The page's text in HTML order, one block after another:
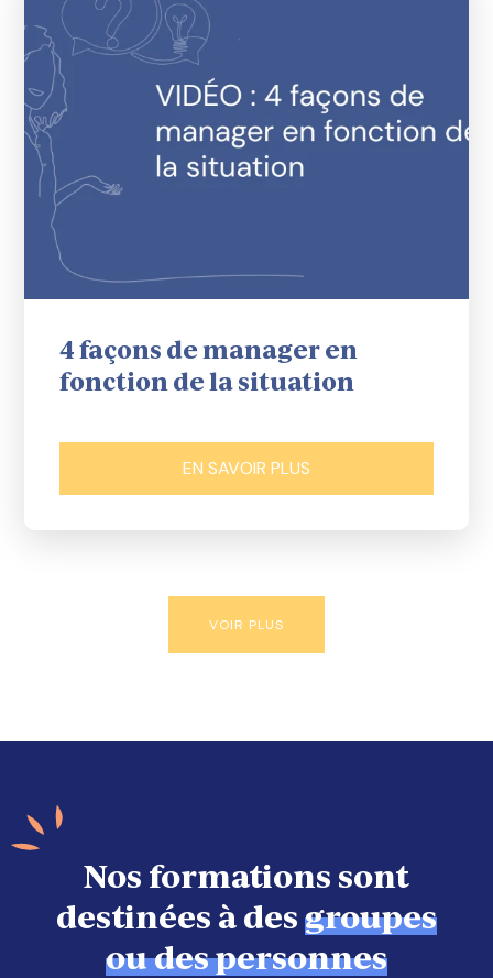
4 façons de manager en
fonction de la situation
EN SAVOIR PLUS
VOIR PLUS
Nos formations sont
destinées à des groupes
ou des personnes